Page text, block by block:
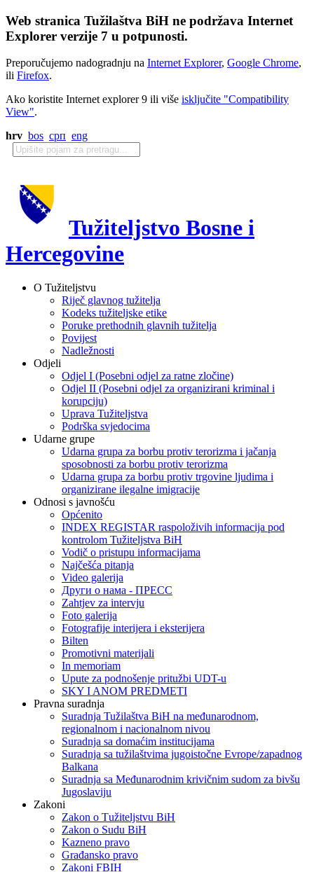
Web stranica Tužilaštva BiH ne podržava Internet
Explorer verzije 7 u potpunosti.
Preporučujemo nadogradnju na Internet Explorer, Google Chrome,
ili Firefox.
Ako koristite Internet explorer 9 ili više isključite "Compatibility
View".
hrv bos срп eng
Tužiteljstvo Bosne i
Hercegovine
O Tužiteljstvu
Riječ glavnog tužitelja
Kodeks tužiteljske etike
Poruke prethodnih glavnih tužitelja
Povijest
Nadležnosti
Odjeli
Odjel I (Posebni odjel za ratne zločine)
Odjel II (Posebni odjel za organizirani kriminal i
korupciju)
Uprava Tužiteljstva
Podrška svjedocima
Udarne grupe
Udarna grupa za borbu protiv terorizma i jačanja
sposobnosti za borbu protiv terorizma
Udarna grupa za borbu protiv trgovine ljudima i
organizirane ilegalne imigracije
Odnosi s javnošću
Općenito
INDEX REGISTAR raspoloživih informacija pod
kontrolom Tužiteljstva BiH
Vodič o pristupu informacijama
Najčešća pitanja
Video galerija
Други о нама - ПРЕСC
Zahtjev za intervju
Foto galerija
Fotografije interijera i eksterijera
Bilten
Promotivni materijali
In memoriam
Upute za podnošenje pritužbi UDT-u
SKY I ANOM PREDMETI
Pravna suradnja
Suradnja Tužilaštva BiH na međunarodnom,
regionalnom i nacionalnom nivou
Suradnja sa domaćim institucijama
Suradnja sa tužilaštvima jugoistočne Evrope/zapadnog
Balkana
Suradnja sa Međunarodnim krivičnim sudom za bivšu
Jugoslaviju
Zakoni
Zakon o Тužiteljstvu BiH
Zakon o Sudu BiH
Kazneno pravo
Građansko pravo
Zakoni FBIH